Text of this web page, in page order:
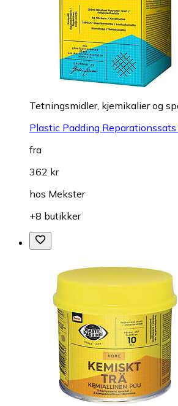
Tetningsmidler, kjemikalier og
Plastic Padding
fra
362 kr
hos Mekster
+8 butikker